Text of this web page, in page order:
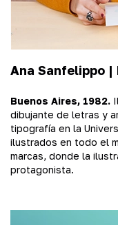
Ana Sanfelippo |
Buenos Aires, 1982.
dibujante de letras y
tipografía en la
ilustrados en todo el
marcas, donde la
protagonista.